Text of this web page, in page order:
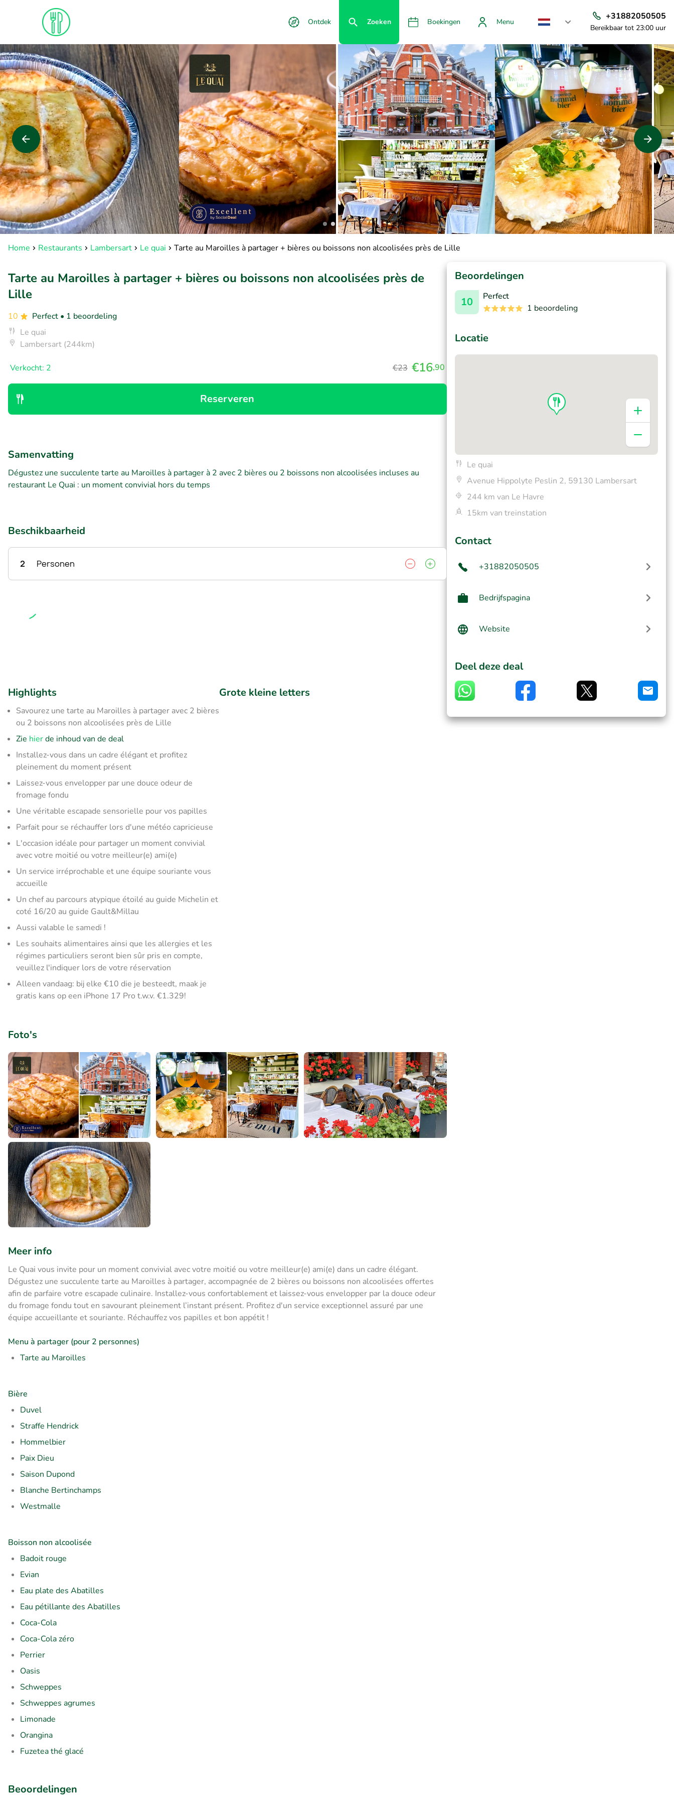
Ontdek Zoeken Boekingen Menu
+31882050505
Bereikbaar tot 23:00 uur
Home Restaurants Lambersart Le quai Tarte au Maroilles à partager + bières ou boissons non alcoolisées près de Lille
Tarte au Maroilles à partager + bières ou boissons non alcoolisées près de
Lille
10 Perfect • 1 beoordeling
Le quai
Lambersart (244km)
Verkocht: 2 €23 €16,90
Reserveren
Samenvatting
Dégustez une succulente tarte au Maroilles à partager à 2 avec 2 bières ou 2 boissons non alcoolisées incluses au
restaurant Le Quai : un moment convivial hors du temps
Beschikbaarheid
2 Personen
Highlights
Savourez une tarte au Maroilles à partager avec 2 bières
ou 2 boissons non alcoolisées près de Lille
Zie hierde inhoud van de deal
Installez-vous dans un cadre élégant et profitez
pleinement du moment présent
Laissez-vous envelopper par une douce odeur de
fromage fondu
Une véritable escapade sensorielle pour vos papilles
Parfait pour se réchauffer lors d'une météo capricieuse
L'occasion idéale pour partager un moment convivial
avec votre moitié ou votre meilleur(e) ami(e)
Un service irréprochable et une équipe souriante vous
accueille
Un chef au parcours atypique étoilé au guide Michelin et
coté 16/20 au guide Gault&Millau
Aussi valable le samedi !
Les souhaits alimentaires ainsi que les allergies et les
régimes particuliers seront bien sûr pris en compte,
veuillez l'indiquer lors de votre réservation
Alleen vandaag: bij elke €10 die je besteedt, maak je
gratis kans op een iPhone 17 Pro t.w.v. €1.329!
Grote kleine letters
Foto's
Meer info
Le Quai vous invite pour un moment convivial avec votre moitié ou votre meilleur(e) ami(e) dans un cadre élégant.
Dégustez une succulente tarte au Maroilles à partager, accompagnée de 2 bières ou boissons non alcoolisées offertes
afin de parfaire votre escapade culinaire. Installez-vous confortablement et laissez-vous envelopper par la douce odeur
du fromage fondu tout en savourant pleinement l’instant présent. Profitez d'un service exceptionnel assuré par une
équipe accueillante et souriante. Réchauffez vos papilles et bon appétit !
Menu à partager (pour 2 personnes)
Tarte au Maroilles
Bière
Duvel
Straffe Hendrick
Hommelbier
Paix Dieu
Saison Dupond
Blanche Bertinchamps
Westmalle
Boisson non alcoolisée
Badoit rouge
Evian
Eau plate des Abatilles
Eau pétillante des Abatilles
Coca-Cola
Coca-Cola zéro
Perrier
Oasis
Schweppes
Schweppes agrumes
Limonade
Orangina
Fuzetea thé glacé
Beoordelingen
Beoordelingen
10
Perfect
1 beoordeling
Locatie
Le quai
Avenue Hippolyte Peslin 2, 59130 Lambersart
244 km van Le Havre
15km van treinstation
Contact
+31882050505
Bedrijfspagina
Website
Deel deze deal